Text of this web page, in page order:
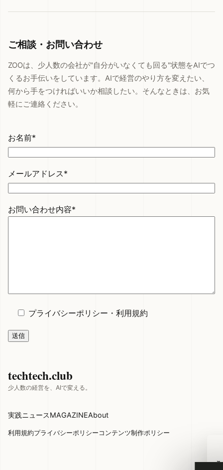
ご相談・お問い合わせ
ZOOは、少人数の会社が"自分がいなくても回る"状態をAIでつ
くるお手伝いをしています。AIで経営のやり方を変えたい、
何から手をつければいいか相談したい。そんなときは、お気
軽にご連絡ください。
お名前*
メールアドレス*
お問い合わせ内容*
プライバシーポリシー ・ 利用規約
techtech.club
少人数の経営を、AIで変える。
実践ニュースMAGAZINEAbout
利用規約プライバシーポリシーコンテンツ制作ポリシー